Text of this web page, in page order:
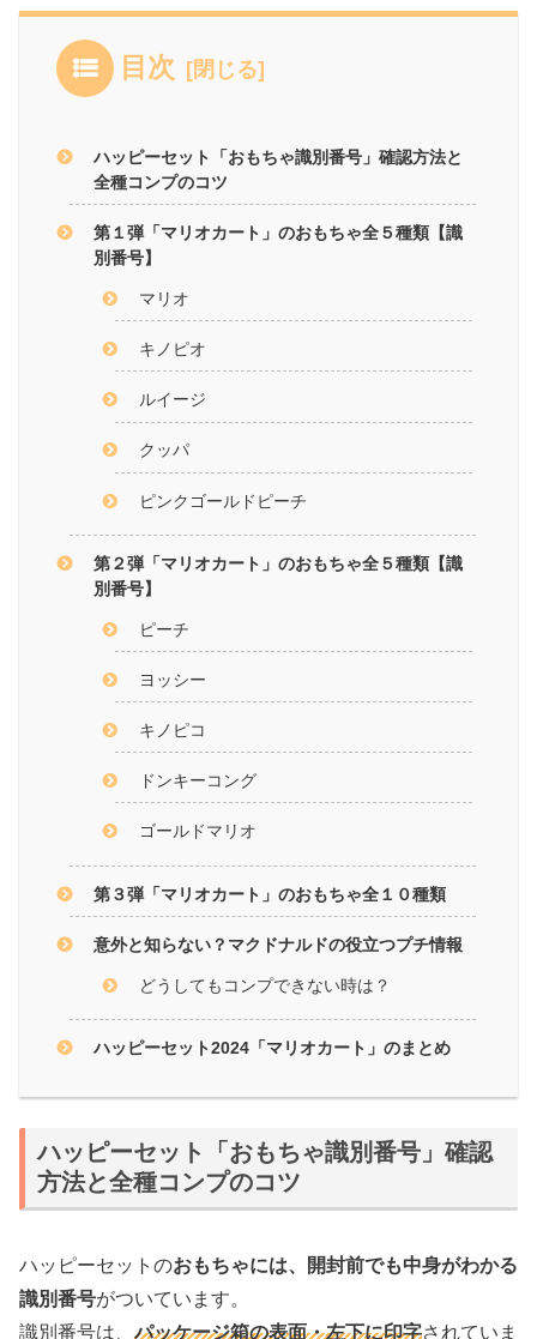
目次
ハッピーセット「おもちゃ識別番号」確認方法と
全種コンプのコツ
第１弾「マリオカート」のおもちゃ全５種類【識
別番号】
マリオ
キノピオ
ルイージ
クッパ
ピンクゴールドピーチ
第２弾「マリオカート」のおもちゃ全５種類【識
別番号】
ピーチ
ヨッシー
キノピコ
ドンキーコング
ゴールドマリオ
第３弾「マリオカート」のおもちゃ全１０種類
意外と知らない？マクドナルドの役立つプチ情報
どうしてもコンプできない時は？
ハッピーセット2024「マリオカート」のまとめ
ハッピーセット「おもちゃ識別番号」確認
方法と全種コンプのコツ
ハッピーセットのおもちゃには、開封前でも中身がわかる
識別番号がついています。
識別番号は、パッケージ箱の表面・左下に印字されていま